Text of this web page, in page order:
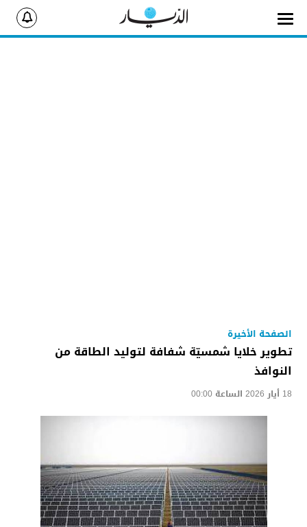
الصفحة الأخيرة
تطوير خلايا شمسيّة شفافة لتوليد الطاقة من
النوافذ
18 أيار 2026 الساعة 00:00